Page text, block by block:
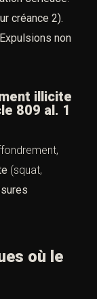
créance 2).
non
illicite
809 al. 1
(squat,
où le